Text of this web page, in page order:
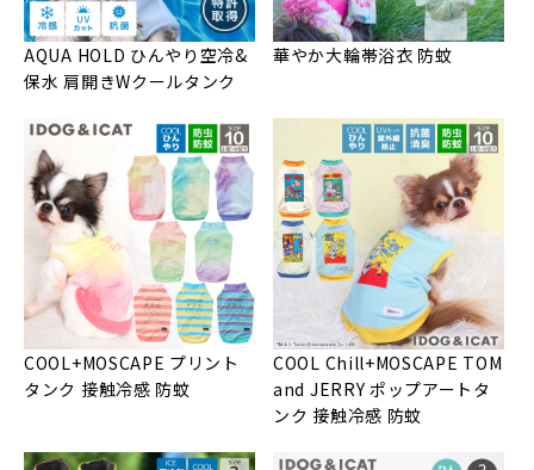
AQUA HOLD ひんやり空冷&
保水 肩開きWクールタンク
華やか大輪帯浴衣 防蚊
COOL+MOSCAPE プリント
タンク 接触冷感 防蚊
COOL Chill+MOSCAPE TOM
and JERRY ポップアートタ
ンク 接触冷感 防蚊